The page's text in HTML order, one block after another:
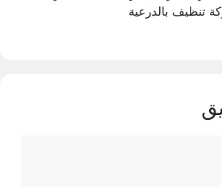
تنظيف بالدرعية